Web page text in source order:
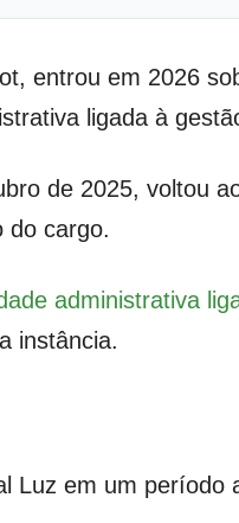
entrou em 2026
ligada à
de 2025, voltou
do cargo.
administrativa
instância.
Luz em um